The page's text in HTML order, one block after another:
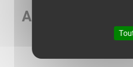
Agri météo vous